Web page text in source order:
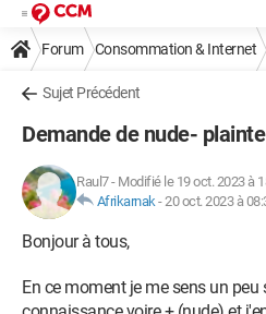
Forum Consommation & Internet
Sujet Précédent
Demande de nude-
Raul7- Modifié le 19 oct. 2023 à
Afrikarnak-20 oct. 2023 à
Bonjour à tous,
En ce moment je me sens un